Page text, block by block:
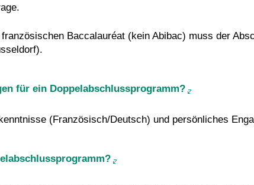
Baccalauréat (kein Abibac) muss der
für ein Doppelabschlussprogramm?
(Französisch/Deutsch) und persönliches